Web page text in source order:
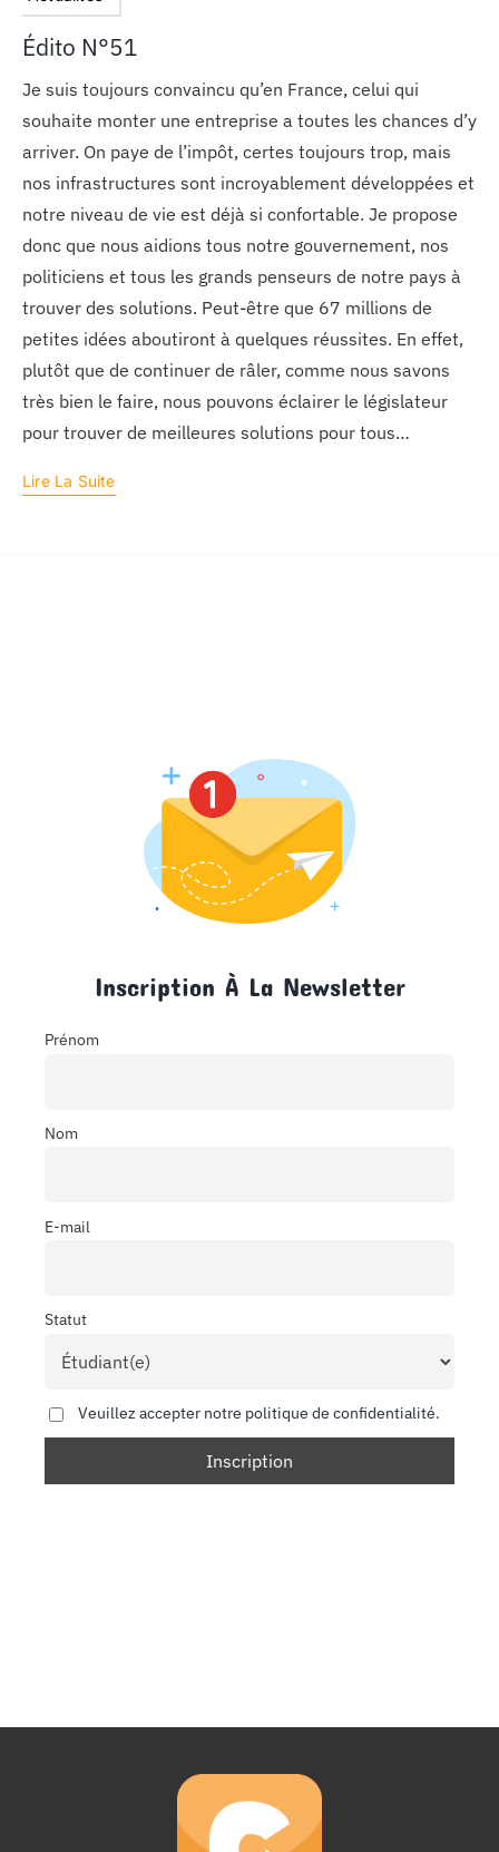
Édito N°51
Je suis toujours convaincu qu’en France, celui qui
souhaite monter une entreprise a toutes les chances d’y
arriver. On paye de l’impôt, certes toujours trop, mais
nos infrastructures sont incroyablement développées et
notre niveau de vie est déjà si confortable. Je propose
donc que nous aidions tous notre gouvernement, nos
politiciens et tous les grands penseurs de notre pays à
trouver des solutions. Peut-être que 67 millions de
petites idées aboutiront à quelques réussites. En effet,
plutôt que de continuer de râler, comme nous savons
très bien le faire, nous pouvons éclairer le législateur
pour trouver de meilleures solutions pour tous…
Lire La Suite
Inscription À La Newsletter
Prénom
Nom
E-mail
Statut
Veuillez accepter notre politique de confidentialité.